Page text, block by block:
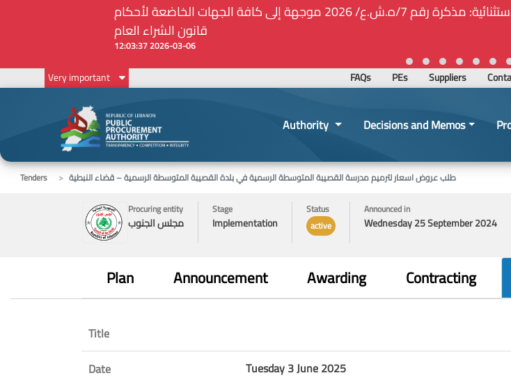
🚑❕❗❕🚨تأمين الحاجات الأساسية والملحة في ظل الظروف الإستثنائية: مذكرة رقم 7/ه.ش.ع/ 2026 موجهة إلى كافة الجهات الخاضعة لأحكام
قانون الشراء العام
2026-03-06 12:03:37
Very important FAQs PEs Suppliers
Authority Decisions and Memos
Tenders
طلب عروض اسعار لترميم مدرسة القصيبة المتوسطة الرسمية في بلدة القصيبة المتوسطة الرسمية – قضاء النبطية
Procuring entity
مجلس الجنوب
Stage
Implementation
Status
active
Announced in
Wednesday 25 September 2024
Plan Announcement Awarding Contracting
Title
Date
Tuesday 3 June 2025